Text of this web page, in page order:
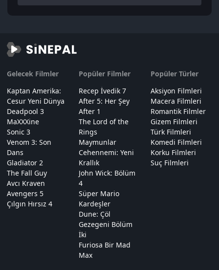
Gelecek Filmler
Kaptan Amerika:
Cesur Yeni Dünya
Deadpool 3
MaXXXine
Sonic 3
Venom 3: Son
Dans
Gladiator 2
The Fall Guy
Avcı Kraven
Avengers 5
Çılgın Hırsız 4
Popüler Filmler
Recep İvedik 7
After 5: Her Şey
After 1
The Lord of the
Rings
Maymunlar
Cehennemi: Yeni
Krallık
John Wick: Bölüm
4
Süper Mario
Kardeşler
Dune: Çöl
Gezegeni Bölüm
İki
Furiosa Bir Mad
Max
Popüler Türler
Aksiyon Filmleri
Macera Filmleri
Romantik Filmler
Gizem Filmleri
Türk Filmleri
Komedi Filmleri
Korku Filmleri
Suç Filmleri